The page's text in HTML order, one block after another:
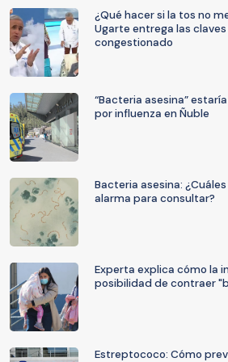
¿Qué hacer si la tos no
Ugarte entrega las
congestionado
“Bacteria asesina”
por influenza en Ñuble
Bacteria asesina:
alarma para consultar?
Experta explica cómo la
posibilidad de contraer
Estreptococo: Cómo